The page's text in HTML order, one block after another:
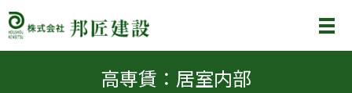
メ
高専賃：居室内部